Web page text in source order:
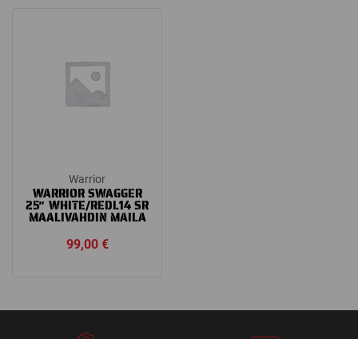
Warrior
WARRIOR SWAGGER
25″ WHITE/REDL14 SR
MAALIVAHDIN MAILA
99,00 €